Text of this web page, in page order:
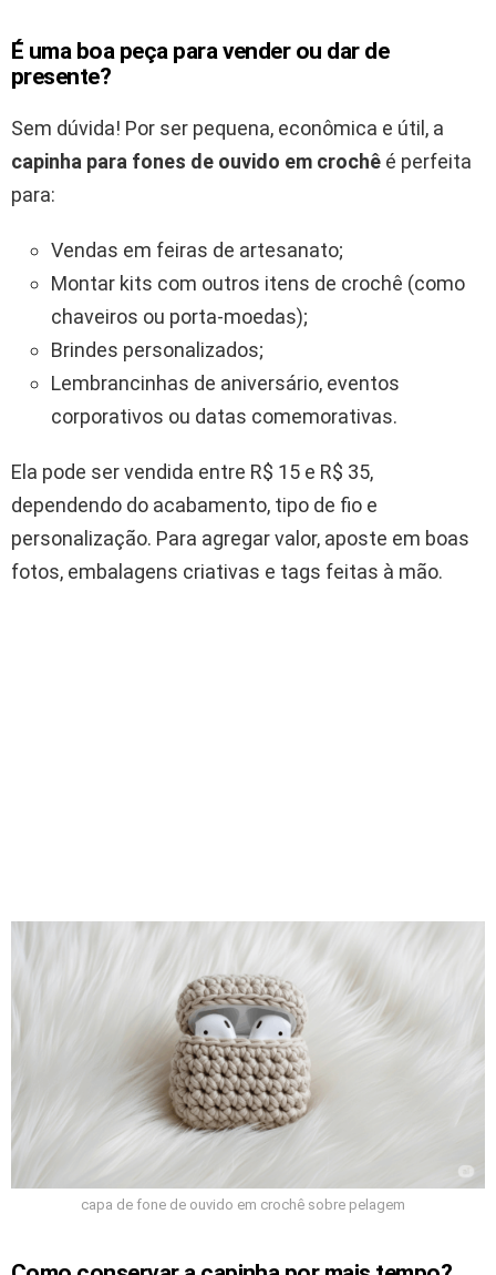
É uma boa peça para vender ou dar de
presente?
Sem dúvida! Por ser pequena, econômica e útil, a
capinha para fones de ouvido em crochê é perfeita
para:
Vendas em feiras de artesanato;
Montar kits com outros itens de crochê (como
chaveiros ou porta-moedas);
Brindes personalizados;
Lembrancinhas de aniversário, eventos
corporativos ou datas comemorativas.
Ela pode ser vendida entre R$ 15 e R$ 35,
dependendo do acabamento, tipo de fio e
personalização. Para agregar valor, aposte em boas
fotos, embalagens criativas e tags feitas à mão.
capa de fone de ouvido em crochê sobre pelagem